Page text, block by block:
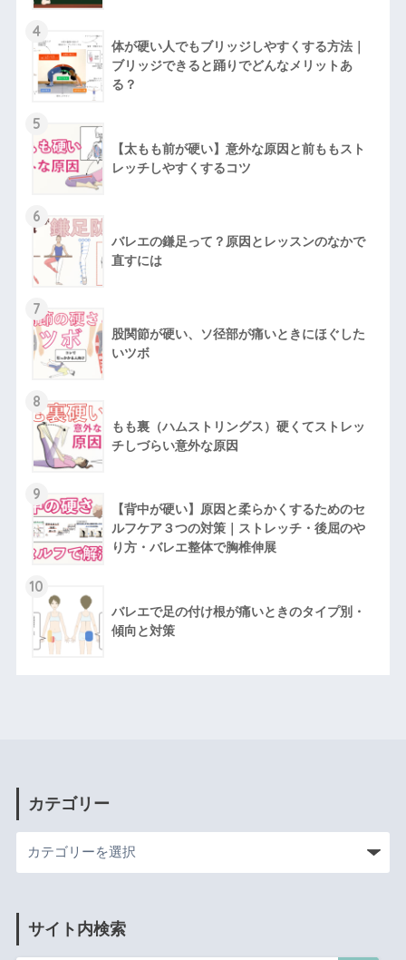
4
体が硬い人でもブリッジしやすくする方法｜
ブリッジできると踊りでどんなメリットあ
る？
5
【太もも前が硬い】意外な原因と前ももスト
レッチしやすくするコツ
6
バレエの鎌足って？原因とレッスンのなかで
直すには
7
股関節が硬い、ソ径部が痛いときにほぐした
いツボ
8
もも裏（ハムストリングス）硬くてストレッ
チしづらい意外な原因
9
【背中が硬い】原因と柔らかくするためのセ
ルフケア３つの対策｜ストレッチ・後屈のや
り方・バレエ整体で胸椎伸展
10
バレエで足の付け根が痛いときのタイプ別・
傾向と対策
カテゴリー
サイト内検索